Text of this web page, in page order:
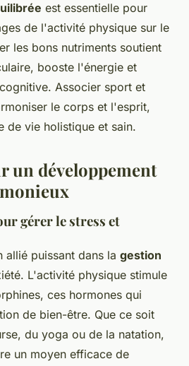
est essentielle pour
de l'activité physique sur le
les bons nutriments soutient
booste l'énergie et
Associer sport et
le corps et l'esprit,
de vie holistique et sain.
un développement
gérer le stress et
allié puissant dans la gestion
L'activité physique stimule
ces hormones qui
de bien-être. Que ce soit
du yoga ou de la natation,
un moyen efficace de